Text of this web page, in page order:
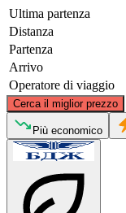
Ultima partenza
Distanza
Partenza
Arrivo
Operatore di viaggio
Cerca il miglior prezzo
Più economico